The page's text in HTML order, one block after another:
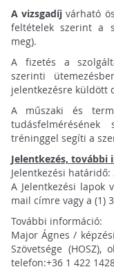
A vizsgadíj várható
feltételek szerint a
meg).
A fizetés a
szerinti
jelentkezésre küldött
A műszaki és
tréninggel segíti a
Jelentkezés, további
Jelentkezési
A Jelentkezési lapok
mail címre vagy a (1)
További információ:
Major Ágnes /
Szövetsége (HOSZ),
telefon:+36 1 422